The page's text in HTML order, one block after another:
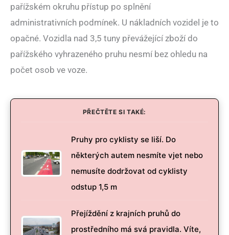
pařížském okruhu přístup po splnění
administrativních podmínek. U nákladních vozidel je to
opačné. Vozidla nad 3,5 tuny převážející zboží do
pařížského vyhrazeného pruhu nesmí bez ohledu na
počet osob ve voze.
PŘEČTĚTE SI TAKÉ:
Pruhy pro cyklisty se liší. Do
některých autem nesmíte vjet nebo
nemusíte dodržovat od cyklisty
odstup 1,5 m
Přejíždění z krajních pruhů do
prostředního má svá pravidla. Víte,